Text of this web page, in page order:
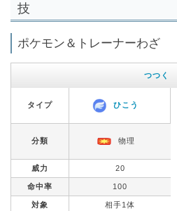
技
ポケモン＆トレーナーわざ
つつく
タイプ ひこう
分類 物理
威力 20
命中率 100
対象 相手1体